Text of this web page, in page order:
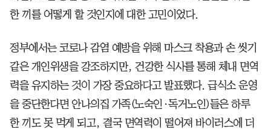
한 끼를 어떻게 할 것인지에 대한 고민이었다.
정부에서는 코로나 감염 예방을 위해 마스크 착용과 손 씻기
같은 개인위생을 강조하지만, 건강한 식사를 통해 체내 면역
력을 유지하는 것이 가장 중요하다고 발표했다. 급식소 운영
을 중단한다면 안나의집 가족(노숙인·독거노인)들은 하루
한 끼도 못 먹게 되고, 결국 면역력이 떨어져 바이러스에 더